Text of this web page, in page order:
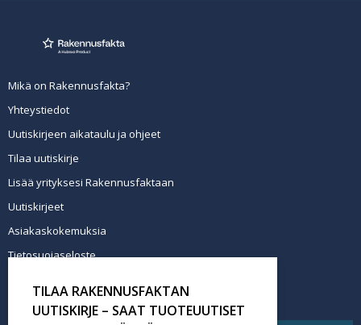
Mikä on Rakennusfakta?
Yhteystiedot
Uutiskirjeen aikataulu ja ohjeet
Tilaa uutiskirje
Lisää yrityksesi Rakennusfaktaan
Uutiskirjeet
Asiakaskokemuksia
Tietosuojaseloste
Tilaa uutiskirje
TILAA RAKENNUSFAKTAN
UUTISKIRJE – SAAT TUOTEUUTISET